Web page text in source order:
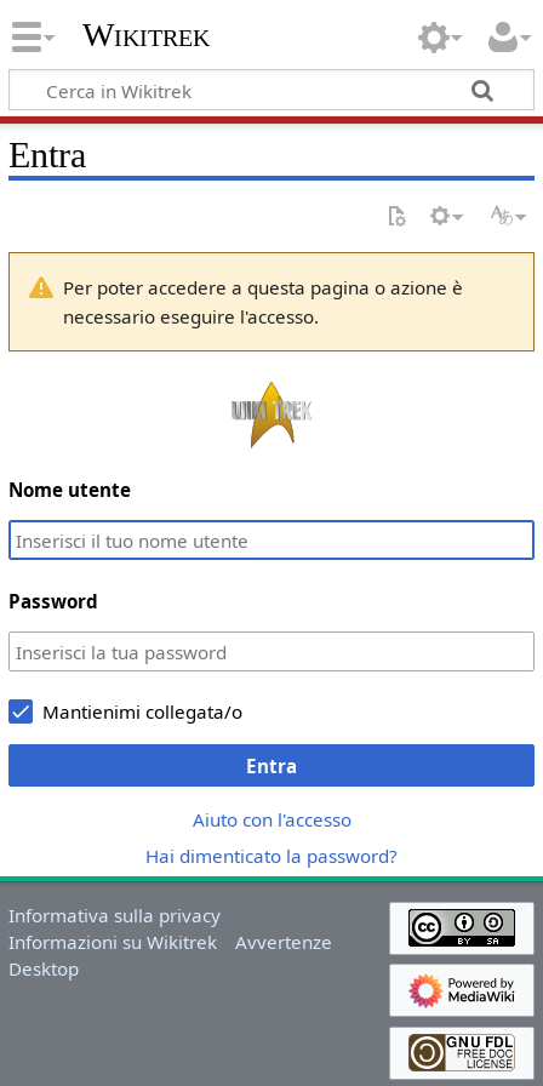
Wikitrek
Entra
Per poter accedere a questa pagina o azione è
necessario eseguire l'accesso.
Nome utente
Password
Mantienimi collegata/o
Entra
Aiuto con l'accesso
Hai dimenticato la password?
Informativa sulla privacy
Informazioni su Wikitrek
Avvertenze
Desktop